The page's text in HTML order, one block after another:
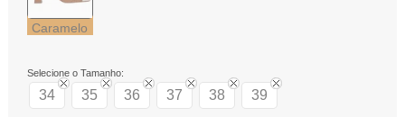
Caramelo
Selecione o Tamanho:
34 35 36 37 38 39